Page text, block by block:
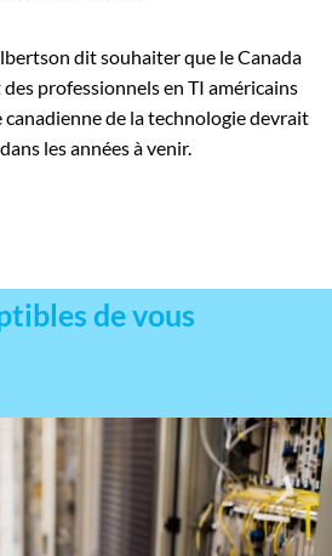
dit souhaiter que le Canada
professionnels en TI américains
de la technologie devrait
les années à venir.
de vous